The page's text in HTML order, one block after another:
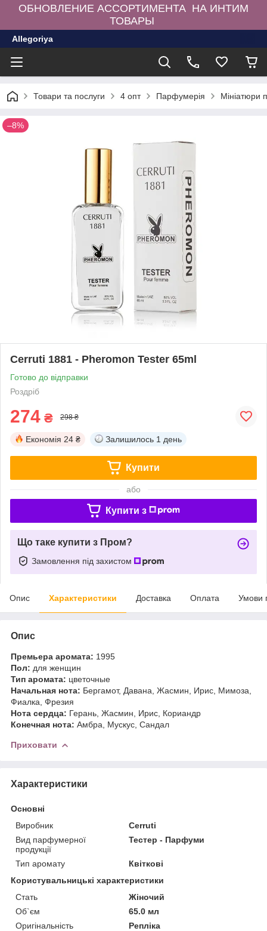
ОБНОВЛЕНИЕ АССОРТИМЕНТА НА ИНТИМ
ТОВАРЫ
Allegoriya
Товари та послуги 4 опт Парфумерія Мініатюри
–8%
Cerruti 1881 - Pheromon Tester 65ml
Готово до відправки
Роздріб
274 ₴ 298 ₴
Економія 24 ₴ Залишилось 1 день
Купити
або
Купити з
Що таке купити з Пром?
Замовлення під захистом
Опис Характеристики Доставка Оплата Умови
Опис
Премьера аромата: 1995
Пол: для женщин
Тип аромата: цветочные
Начальная нота: Бергамот, Давана, Жасмин, Ирис, Мимоза,
Фиалка, Фрезия
Нота сердца: Герань, Жасмин, Ирис, Кориандр
Конечная нота: Амбра, Мускус, Сандал
Приховати
Характеристики
Основні
Виробник
Cerruti
Вид парфумерної
продукції
Тестер - Парфуми
Тип аромату
Квіткові
Користувальницькі характеристики
Стать
Жіночий
Об`єм
65.0 мл
Оригінальність
Репліка